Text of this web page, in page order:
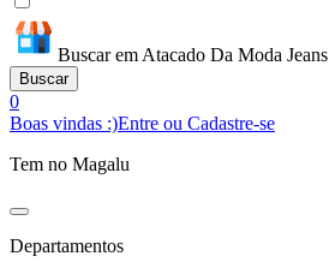
Buscar em Atacado Da Moda Jeans
Buscar
0
Boas vindas :)Entre ou Cadastre-se
Tem no Magalu
Departamentos